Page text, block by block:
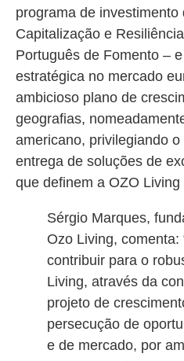
programa de investimento
Capitalização e
Português de Fomento –
estratégica no mercado
ambicioso plano de
geografias,
americano, privilegiando
entrega de soluções de
que definem a OZO
Sérgio Marques,
Ozo Living, comenta:
contribuir para o
Living, através da
projeto de
persecução de
e de mercado, por